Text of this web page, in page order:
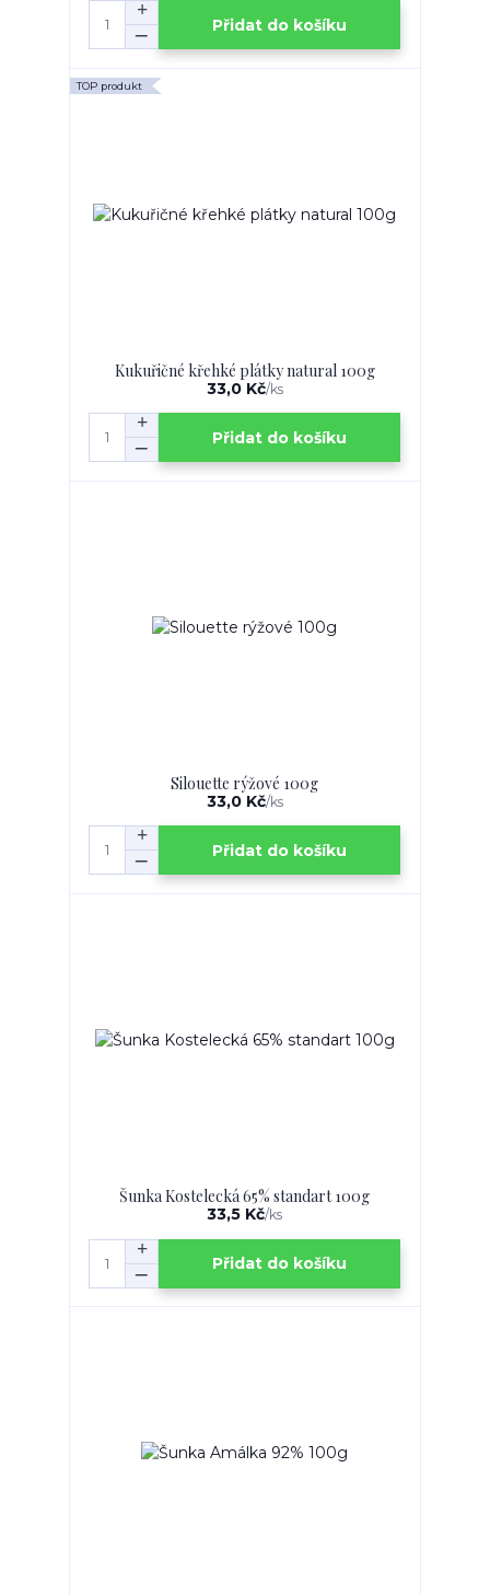
Přidat do košíku
TOP produkt
Kukuřičné křehké plátky natural 100g
33,0 Kč/ks
Přidat do košíku
Silouette rýžové 100g
33,0 Kč/ks
Přidat do košíku
Šunka Kostelecká 65% standart 100g
33,5 Kč/ks
Přidat do košíku